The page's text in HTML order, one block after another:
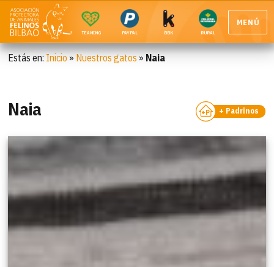
TEAMING PAYPAL BBK RURAL
MENÚ
Estás en: Inicio » Nuestros gatos » Naia
Naia + Padrinos
+P